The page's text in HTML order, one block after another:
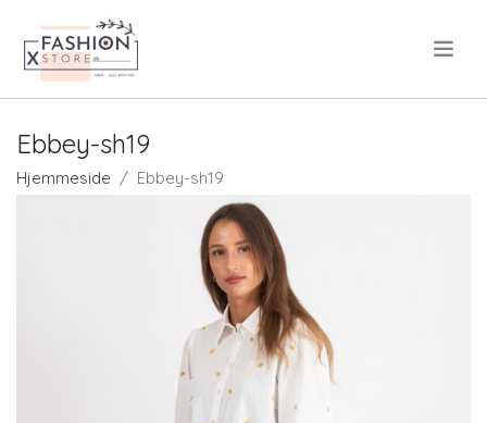
Ebbey-sh19
Hjemmeside Ebbey-sh19